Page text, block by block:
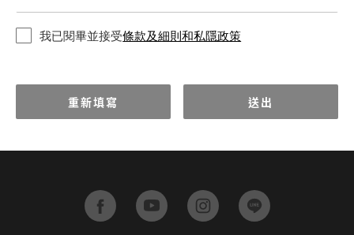
我已閱畢並接受條款及細則和私隱政策
重新填寫 送出